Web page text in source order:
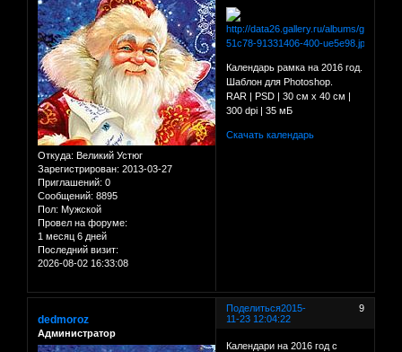
Откуда: Великий Устюг
Зарегистрирован: 2013-03-27
Приглашений: 0
Сообщений: 8895
Пол: Мужской
Провел на форуме:
1 месяц 6 дней
Последний визит:
2026-08-02 16:33:08
Календарь рамка на 2016 год.
Шаблон для Photoshop.
RAR | PSD | 30 см х 40 см |
300 dpi | 35 мБ
Скачать календарь
Поделиться 9
2015-
11-23 12:04:22
dedmoroz
Администратор
Календари на 2016 год с